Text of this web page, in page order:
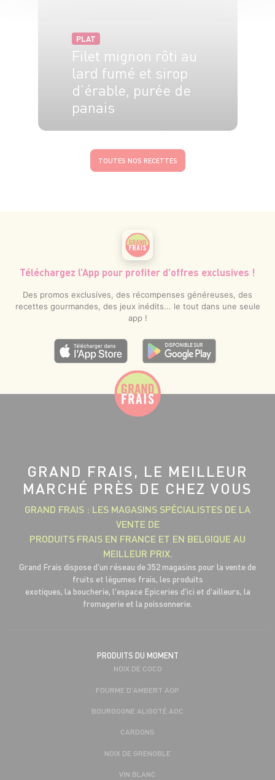
PLAT
Filet mignon rôti au
lard fumé et sirop
d’érable, purée de
panais
TOUTES NOS RECETTES
Téléchargez l’App pour profiter d’offres exclusives !
Des promos exclusives, des récompenses généreuses, des
recettes gourmandes, des jeux inédits... le tout dans une seule
app !
GRAND FRAIS, LE MEILLEUR
MARCHÉ PRÈS DE CHEZ VOUS
GRAND FRAIS : LES MAGASINS SPÉCIALISTES DE LA
VENTE DE
PRODUITS FRAIS EN FRANCE ET EN BELGIQUE AU
MEILLEUR PRIX.
Grand Frais dispose d'un réseau de 352 magasins pour la vente de
fruits et légumes frais, les produits
exotiques, la boucherie, l'espace Epiceries d'ici et d'ailleurs, la
fromagerie et la poissonnerie.
PRODUITS DU MOMENT
NOIX DE COCO
FOURME D'AMBERT AOP
BOURGOGNE ALIGOTÉ AOC
CARDONS
NOIX DE GRENOBLE
VIN BLANC